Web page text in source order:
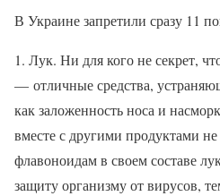
В Украине запретили сразу 11
1. Лук. Ни для кого не секрет,
— отличные средства,
как заложенность носа и
вместе с другими продуктами
флавоноидам в своем составе
защиту организму от вирусов,